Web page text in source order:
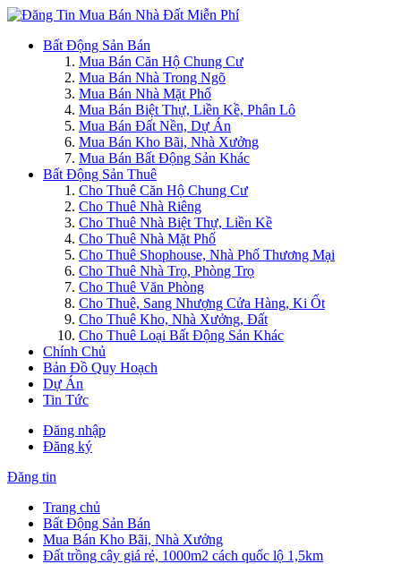
Bất Động Sản Bán
Mua Bán Căn Hộ Chung Cư
Mua Bán Nhà Trong Ngõ
Mua Bán Nhà Mặt Phố
Mua Bán Biệt Thự, Liền Kề, Phân Lô
Mua Bán Đất Nền, Dự Án
Mua Bán Kho Bãi, Nhà Xưởng
Mua Bán Bất Động Sản Khác
Bất Động Sản Thuê
Cho Thuê Căn Hộ Chung Cư
Cho Thuê Nhà Riêng
Cho Thuê Nhà Biệt Thự, Liền Kề
Cho Thuê Nhà Mặt Phố
Cho Thuê Shophouse, Nhà Phố Thương Mại
Cho Thuê Nhà Trọ, Phòng Trọ
Cho Thuê Văn Phòng
Cho Thuê, Sang Nhượng Cửa Hàng, Ki Ốt
Cho Thuê Kho, Nhà Xưởng, Đất
Cho Thuê Loại Bất Động Sản Khác
Chính Chủ
Bản Đồ Quy Hoạch
Dự Án
Tin Tức
Đăng nhập
Đăng ký
Đăng tin
Trang chủ
Bất Động Sản Bán
Mua Bán Kho Bãi, Nhà Xưởng
Đất trồng cây giá rẻ, 1000m2 cách quốc lộ 1,5km